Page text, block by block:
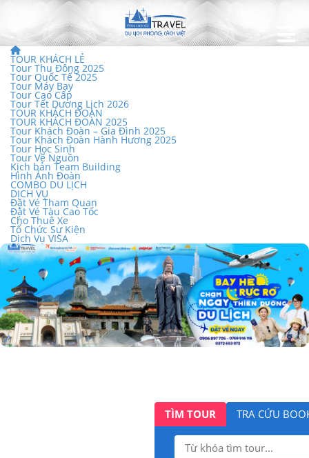
TOUR KHÁCH LẺ
Tour Thu Đông 2025
Tour Quốc Tế 2025
Tour Máy Bay
Tour Cao Cấp
Tour Tết Dương Lịch 2026
TOUR KHÁCH ĐOÀN
TOUR KHÁCH ĐOÀN 2025
Tour Khách Đoàn – Gia Đình 2025
Tour Khách Đoàn Hành Hương 2025
Tour Học Sinh
Tour Về Nguồn
Kịch bản Team Building
Hình Ảnh Đoàn
COMBO DU LỊCH
DỊCH VỤ
Đặt Vé Tham Quan
Đặt Vé Tàu Cao Tốc
Cho Thuê Xe
Tổ Chức Sự Kiện
Dịch Vụ VISA
TÌM TOUR TRA CỨU
Tìm
kiếm: